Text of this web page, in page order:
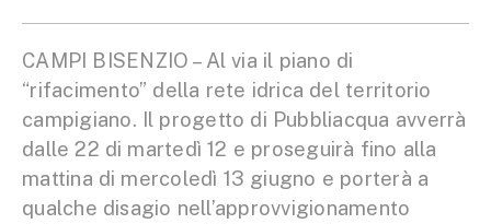
CAMPI BISENZIO – Al via il piano di
“rifacimento” della rete idrica del territorio
campigiano. Il progetto di Pubbliacqua avverrà
dalle 22 di martedì 12 e proseguirà fino alla
mattina di mercoledì 13 giugno e porterà a
qualche disagio nell’approvvigionamento